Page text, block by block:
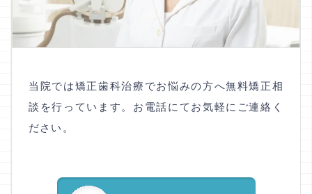
当院では矯正歯科治療でお悩みの方へ無料矯正相
談を行っています。お電話にてお気軽にご連絡く
ださい。